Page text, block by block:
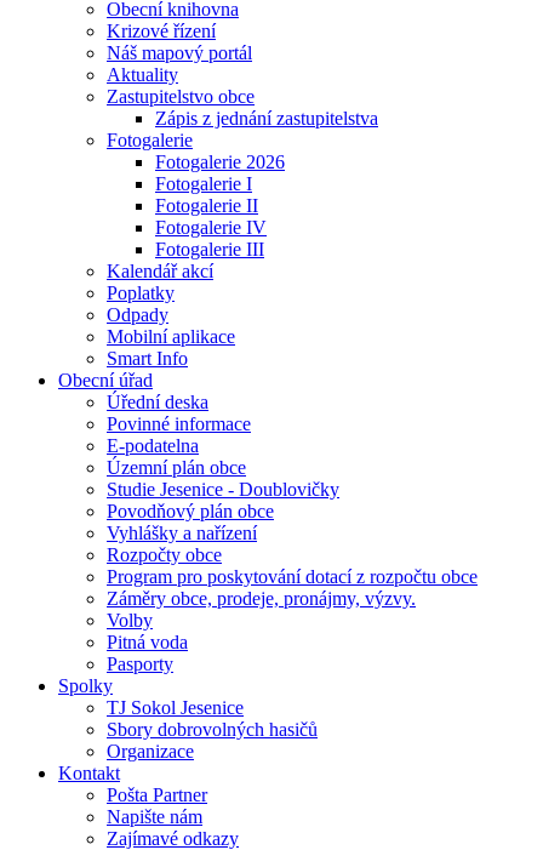
Obecní knihovna
Krizové řízení
Náš mapový portál
Aktuality
Zastupitelstvo obce
Zápis z jednání zastupitelstva
Fotogalerie
Fotogalerie 2026
Fotogalerie I
Fotogalerie II
Fotogalerie IV
Fotogalerie III
Kalendář akcí
Poplatky
Odpady
Mobilní aplikace
Smart Info
Obecní úřad
Úřední deska
Povinné informace
E-podatelna
Územní plán obce
Studie Jesenice - Doublovičky
Povodňový plán obce
Vyhlášky a nařízení
Rozpočty obce
Program pro poskytování dotací z rozpočtu obce
Záměry obce, prodeje, pronájmy, výzvy.
Volby
Pitná voda
Pasporty
Spolky
TJ Sokol Jesenice
Sbory dobrovolných hasičů
Organizace
Kontakt
Pošta Partner
Napište nám
Zajímavé odkazy